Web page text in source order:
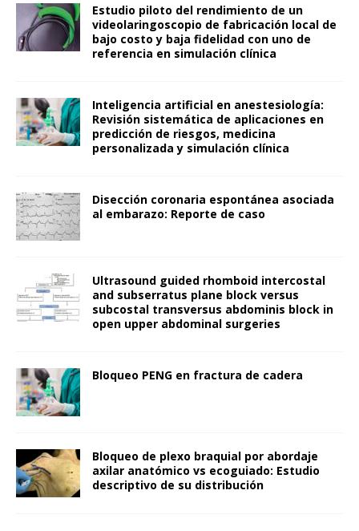
Estudio piloto del rendimiento de un
videolaringoscopio de fabricación local de
bajo costo y baja fidelidad con uno de
referencia en simulación clínica
Inteligencia artificial en anestesiología:
Revisión sistemática de aplicaciones en
predicción de riesgos, medicina
personalizada y simulación clínica
Disección coronaria espontánea asociada
al embarazo: Reporte de caso
Ultrasound guided rhomboid intercostal
and subserratus plane block versus
subcostal transversus abdominis block in
open upper abdominal surgeries
Bloqueo PENG en fractura de cadera
Bloqueo de plexo braquial por abordaje
axilar anatómico vs ecoguiado: Estudio
descriptivo de su distribución